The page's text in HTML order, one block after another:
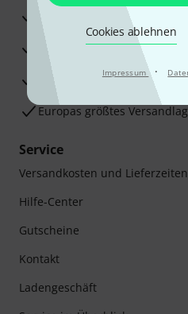
Cookies ablehnen
Impressum ·
Reparaturservice
Beratung durch
Zufriedenheitsgarantie
Europas größtes
Service
Versandkosten und Lieferzeiten
Hilfe-Center
Gutscheine
Kontakt
Ladengeschäft